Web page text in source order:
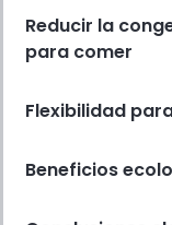
Reducir la
para comer
Flexibilidad
Beneficios